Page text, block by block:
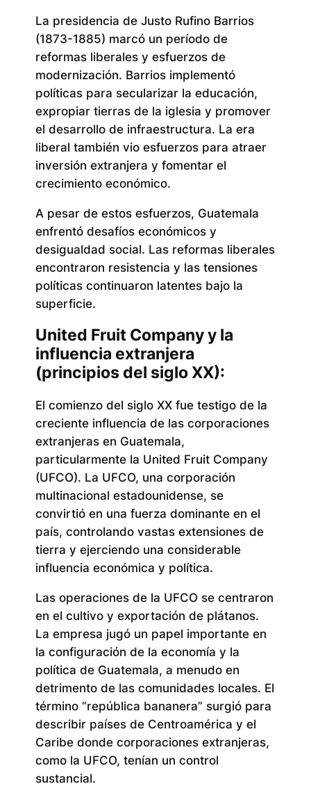
La presidencia de Justo Rufino Barrios
(1873-1885) marcó un período de
reformas liberales y esfuerzos de
modernización. Barrios implementó
políticas para secularizar la educación,
expropiar tierras de la iglesia y promover
el desarrollo de infraestructura. La era
liberal también vio esfuerzos para atraer
inversión extranjera y fomentar el
crecimiento económico.
A pesar de estos esfuerzos, Guatemala
enfrentó desafíos económicos y
desigualdad social. Las reformas liberales
encontraron resistencia y las tensiones
políticas continuaron latentes bajo la
superficie.
United Fruit Company y la
influencia extranjera
(principios del siglo XX):
El comienzo del siglo XX fue testigo de la
creciente influencia de las corporaciones
extranjeras en Guatemala,
particularmente la United Fruit Company
(UFCO). La UFCO, una corporación
multinacional estadounidense, se
convirtió en una fuerza dominante en el
país, controlando vastas extensiones de
tierra y ejerciendo una considerable
influencia económica y política.
Las operaciones de la UFCO se centraron
en el cultivo y exportación de plátanos.
La empresa jugó un papel importante en
la configuración de la economía y la
política de Guatemala, a menudo en
detrimento de las comunidades locales. El
término “república bananera” surgió para
describir países de Centroamérica y el
Caribe donde corporaciones extranjeras,
como la UFCO, tenían un control
sustancial.